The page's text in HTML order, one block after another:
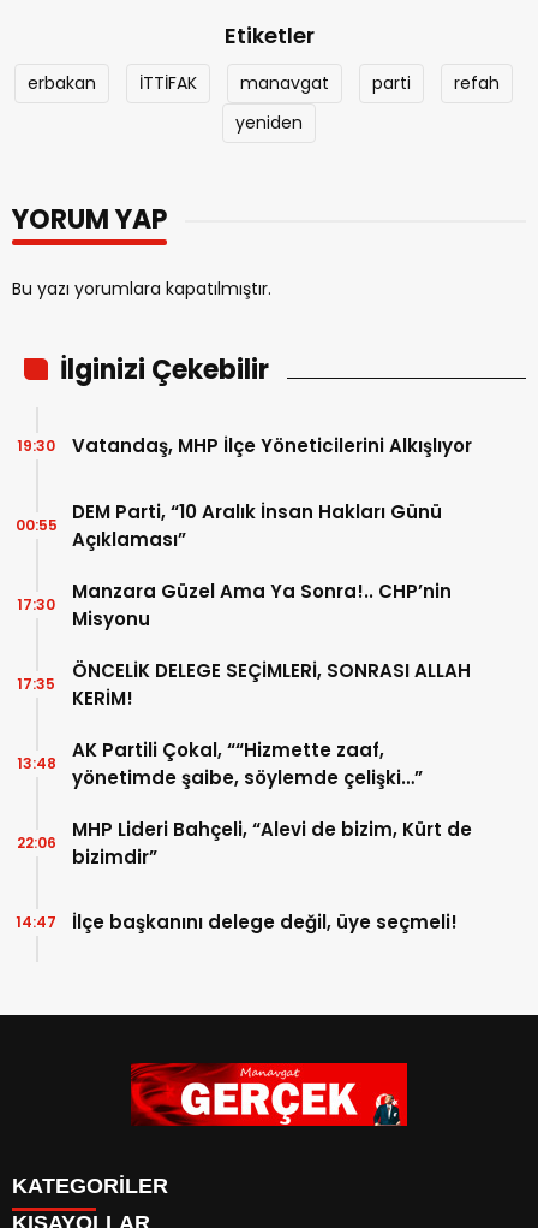
Etiketler
erbakan İTTİFAK manavgat parti
refah
yeniden
YORUM YAP
Bu yazı yorumlara kapatılmıştır.
İlginizi Çekebilir
Vatandaş, MHP İlçe Yöneticilerini Alkışlıyor
19:30
DEM Parti, “10 Aralık İnsan Hakları Günü
Açıklaması”
00:55
Manzara Güzel Ama Ya Sonra!.. CHP’nin
Misyonu
17:30
ÖNCELİK DELEGE SEÇİMLERİ, SONRASI ALLAH
KERİM!
17:35
AK Partili Çokal, ““Hizmette zaaf,
yönetimde şaibe, söylemde çelişki…”
13:48
MHP Lideri Bahçeli, “Alevi de bizim, Kürt de
bizimdir”
22:06
İlçe başkanını delege değil, üye seçmeli!
14:47
KATEGORİLER
KISAYOLLAR